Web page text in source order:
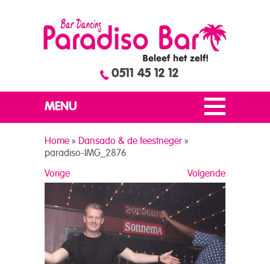
0511 45 12 12
MENU
Home » Dansado & de feestneger »
paradiso-IMG_2876
Volgende
Vorige